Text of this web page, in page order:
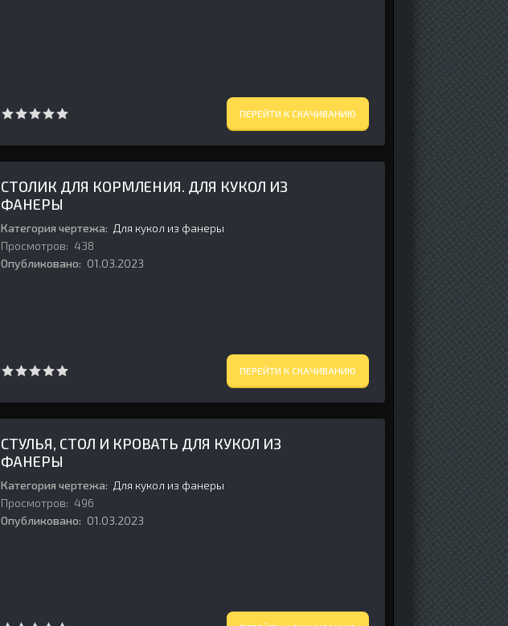
ПЕРЕЙТИ К СКАЧИВАНИЮ
СТОЛИК ДЛЯ КОРМЛЕНИЯ. ДЛЯ КУКОЛ ИЗ
ФАНЕРЫ
Категория чертежа: Для кукол из фанеры
Просмотров: 438
Опубликовано: 01.03.2023
ПЕРЕЙТИ К СКАЧИВАНИЮ
СТУЛЬЯ, СТОЛ И КРОВАТЬ ДЛЯ КУКОЛ ИЗ
ФАНЕРЫ
Категория чертежа: Для кукол из фанеры
Просмотров: 496
Опубликовано: 01.03.2023